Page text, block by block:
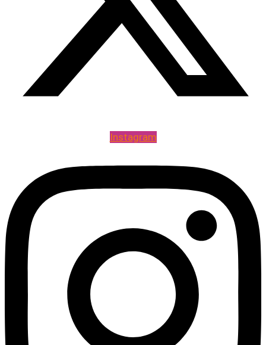
Instagram